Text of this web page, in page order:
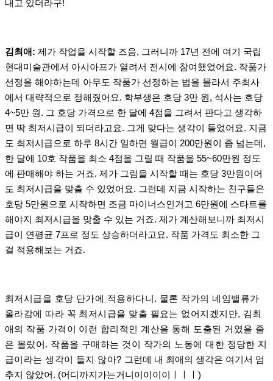
내고 있더라구!
김최애: 제가 작업을 시작할 즈음, 그러니까 17년 전에 여기 국립
현대미술관에서 아시아프가 열려서 전시에 참여했었어요. 작품가
선정을 해야하는데 아무도 작품가 선정하는 법을 몰라서 주최사
에서 대략적으로 정해줬어요. 학부생은 호당 3만 원, 석사는 호당
4~5만 원. 그 호당 가격으로 한 달에 4점을 그려서 판다고 생각하
면 딱 최저시급이 되더라고요. 그게 맞다는 생각이 들었어요. 지금
도 최저시급으로 하루 8시간 일하면 월급이 200만원이 좀 넘는데,
한 달에 10호 작품을 최소 4점을 그릴 때 작품을 55~60만원 정도
에 판매해야 하는 거죠. 제가 그림을 시작할 때는 호당 3만원이어
도 최저시급을 맞출 수 있었어요. 그런데 지금 시작하는 친구들은
호당 5만원으로 시작하면 조금 마이너스인거고 6만원에 스타트를
해야지 최저시급을 맞출 수 있는 거죠. 제가 계산해보니까 최저시
급이 연평균 7프로 정도 상승하더라고요. 작품 가격도 최소한 그
걸 적용해보는 거죠.
최저시급을 호당 단가에 적용하다니. 물론 작가의 네임밸류가
올라감에 따라 꼭 최저시급을 맞출 필요는 없어지겠지만, 김최
애의 작품 가격이 이런 합리적인 계산을 통해 도출된 거였을 줄
은 몰랐어. 작품을 구매하는 것이 작가의 노동에 대한 정당한 지
급이라는 생각이 들지 않아? 그런데 내 최애의 생각은 여기서 멈
추지 않았어. (어디까지가는거니이이이이ㅣㅣㅣ)